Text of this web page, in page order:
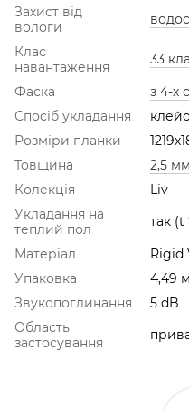
Захист від
вологи
Клас
навантаження
33
Фаска
з 4-х
Спосіб укладання
Розміри планки
Товщина
2,5 мм
Колекція
Liv
Укладання на
теплий пол
так (t
Матеріал
Rigid
Упаковка
4,49
Звукопоглинання
5 dB
Область
застосування